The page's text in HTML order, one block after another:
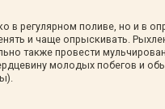
в регулярном поливе, но и в
и чаще опрыскивать.
также провести
молодых побегов и